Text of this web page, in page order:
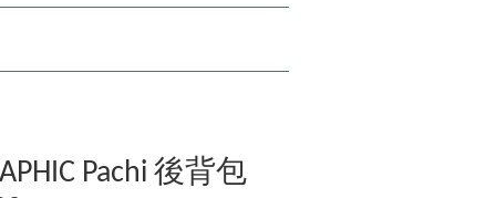
Pachi 後背包